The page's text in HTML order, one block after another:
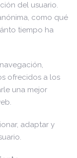
del usuario.
como qué
tiempo ha
ofrecidos a los
una mejor
adaptar y